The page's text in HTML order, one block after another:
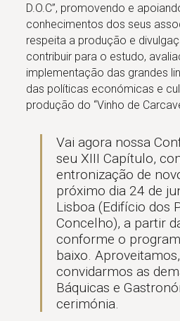
D.O.C”, promovendo e
conhecimentos dos seus
respeita a produção e
contribuir para o estudo,
implementação das grandes
das políticas económicas e
produção do “Vinho de
Vai agora nossa
seu XIII Capítulo,
entronização de
próximo dia 24 de
Lisboa (Edifício dos
Concelho), a partir
conforme o
baixo.
convidarmos as
Báquicas e
cerimónia.